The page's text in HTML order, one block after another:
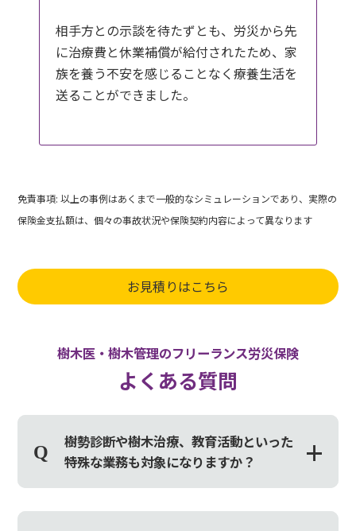
相手方との示談を待たずとも、労災から先
に治療費と休業補償が給付されたため、家
族を養う不安を感じることなく療養生活を
送ることができました。
免責事項: 以上の事例はあくまで一般的なシミュレーションであり、実際の
保険金支払額は、個々の事故状況や保険契約内容によって異なります
お見積りはこちら
樹木医・樹木管理のフリーランス労災保険
よくある質問
樹勢診断や樹木治療、教育活動といった
特殊な業務も対象になりますか？